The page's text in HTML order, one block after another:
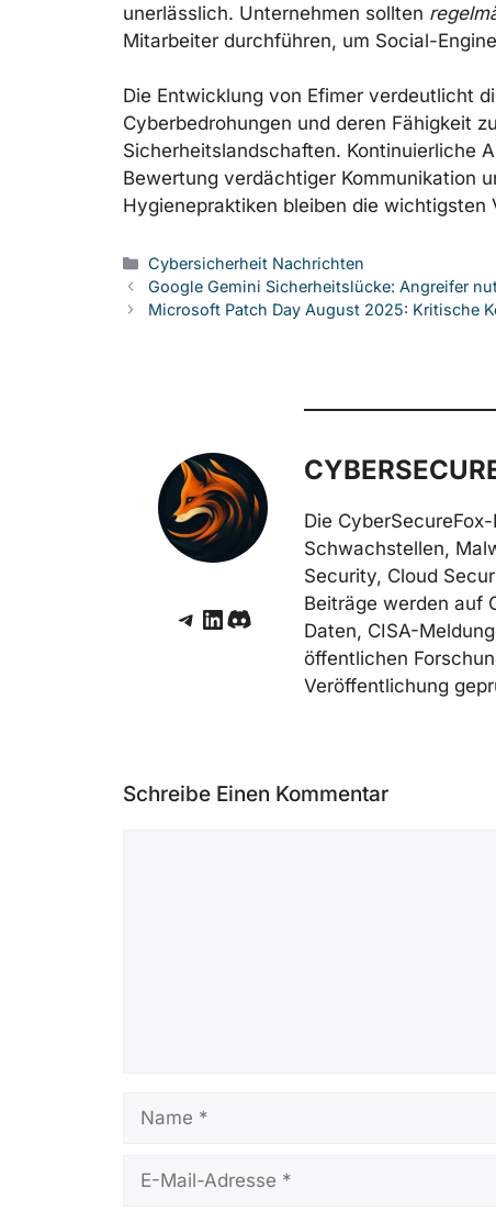
unerlässlich. Unternehmen sollten
Mitarbeiter durchführen, um Social-
Die Entwicklung von Efimer verdeutlicht
Cyberbedrohungen und deren Fähigkeit
Sicherheitslandschaften. Kontinuierliche
Bewertung verdächtiger Kommunikation
Hygienepraktiken bleiben die wichtigsten
Kategorien
Cybersicherheit Nachrichten
Google Gemini Sicherheitslücke: Angreifer
Microsoft Patch Day August 2025: Kritische
Telegram
LinkedIn
Discord
Die
Schwachstellen,
Security, Cloud
Beiträge werden auf
Daten, CISA-
öffentlichen
Veröffentlichung
Schreibe Einen Kommentar
Name